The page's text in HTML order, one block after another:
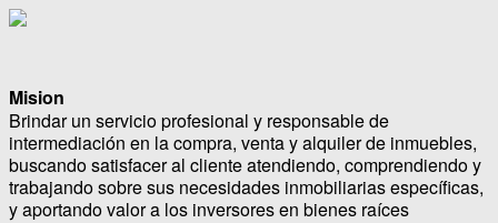
Mision
Brindar un servicio profesional y responsable de
intermediación en la compra, venta y alquiler de inmuebles,
buscando satisfacer al cliente atendiendo, comprendiendo y
trabajando sobre sus necesidades inmobiliarias específicas,
y aportando valor a los inversores en bienes raíces